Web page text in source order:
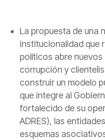
La propuesta de una
institucionalidad que
políticos abre
corrupción y
construir un modelo
que integre al
fortalecido de su
ADRES), las
esquemas